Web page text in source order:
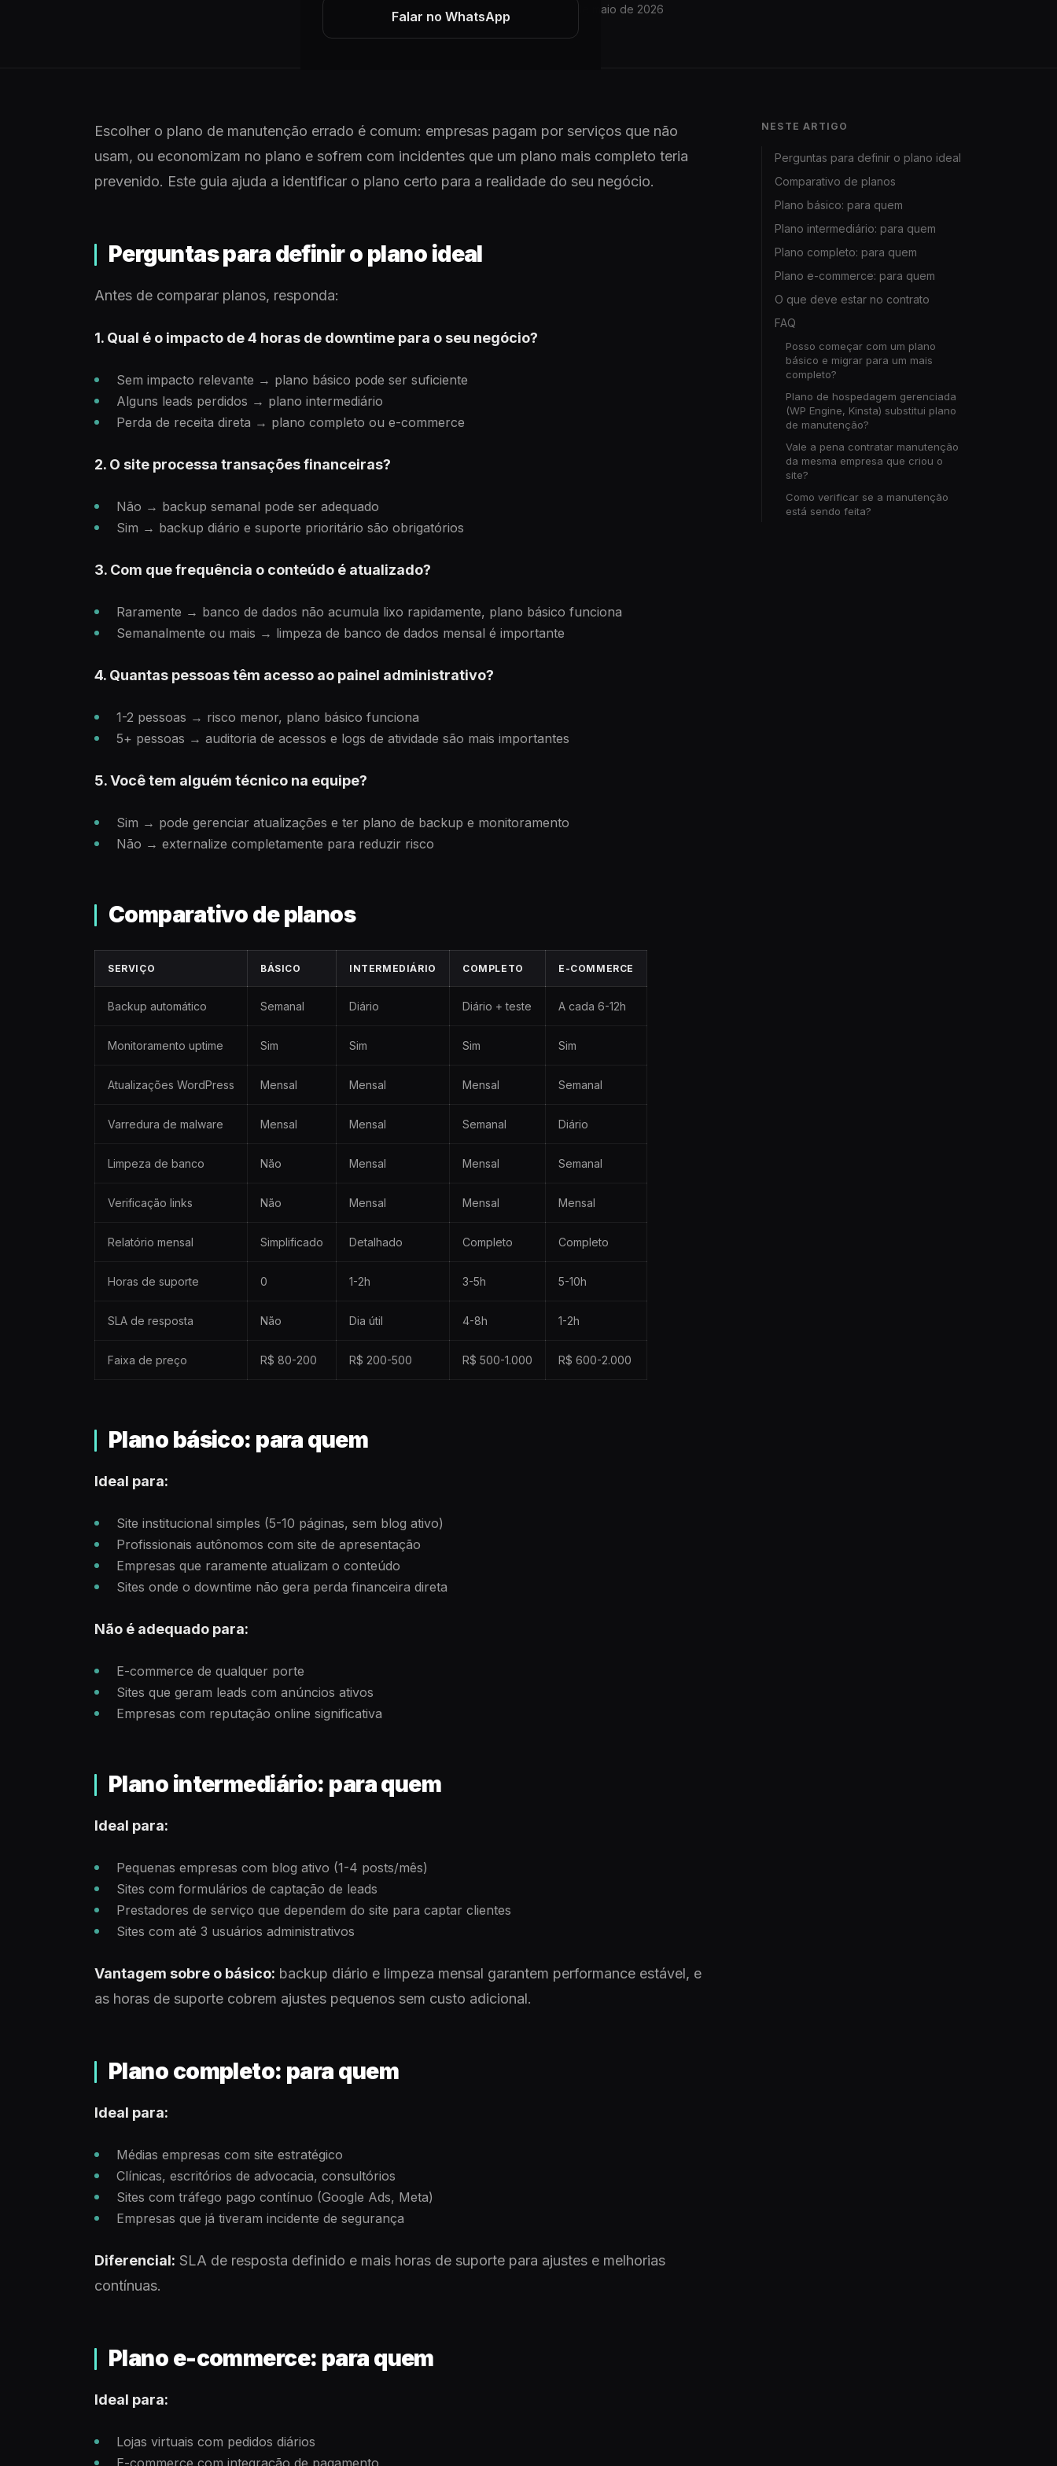
Falar no WhatsApp
ARTIGO 6 min de leitura 01 de maio de 2026
Escolher o plano de manutenção errado é comum: empresas pagam por serviços que não
usam, ou economizam no plano e sofrem com incidentes que um plano mais completo teria
prevenido. Este guia ajuda a identificar o plano certo para a realidade do seu negócio.
Perguntas para definir o plano ideal
Antes de comparar planos, responda:
1. Qual é o impacto de 4 horas de downtime para o seu negócio?
Sem impacto relevante → plano básico pode ser suficiente
Alguns leads perdidos → plano intermediário
Perda de receita direta → plano completo ou e-commerce
2. O site processa transações financeiras?
Não → backup semanal pode ser adequado
Sim → backup diário e suporte prioritário são obrigatórios
3. Com que frequência o conteúdo é atualizado?
Raramente → banco de dados não acumula lixo rapidamente, plano básico funciona
Semanalmente ou mais → limpeza de banco de dados mensal é importante
4. Quantas pessoas têm acesso ao painel administrativo?
1-2 pessoas → risco menor, plano básico funciona
5+ pessoas → auditoria de acessos e logs de atividade são mais importantes
5. Você tem alguém técnico na equipe?
Sim → pode gerenciar atualizações e ter plano de backup e monitoramento
Não → externalize completamente para reduzir risco
Comparativo de planos
SERVIÇO BÁSICO INTERMEDIÁRIO COMPLETO E-COMMERCE
Backup automático Semanal Diário Diário + teste A cada 6-12h
Monitoramento uptime Sim Sim Sim Sim
Atualizações WordPress Mensal Mensal Mensal Semanal
Varredura de malware Mensal Mensal Semanal Diário
Limpeza de banco Não Mensal Mensal Semanal
Verificação links Não Mensal Mensal Mensal
Relatório mensal Simplificado Detalhado Completo Completo
Horas de suporte 0 1-2h 3-5h 5-10h
SLA de resposta Não Dia útil 4-8h 1-2h
Faixa de preço R$ 80-200 R$ 200-500 R$ 500-1.000 R$ 600-2.000
Plano básico: para quem
Ideal para:
Site institucional simples (5-10 páginas, sem blog ativo)
Profissionais autônomos com site de apresentação
Empresas que raramente atualizam o conteúdo
Sites onde o downtime não gera perda financeira direta
Não é adequado para:
E-commerce de qualquer porte
Sites que geram leads com anúncios ativos
Empresas com reputação online significativa
Plano intermediário: para quem
Ideal para:
Pequenas empresas com blog ativo (1-4 posts/mês)
Sites com formulários de captação de leads
Prestadores de serviço que dependem do site para captar clientes
Sites com até 3 usuários administrativos
Vantagem sobre o básico: backup diário e limpeza mensal garantem performance estável, e
as horas de suporte cobrem ajustes pequenos sem custo adicional.
Plano completo: para quem
Ideal para:
Médias empresas com site estratégico
Clínicas, escritórios de advocacia, consultórios
Sites com tráfego pago contínuo (Google Ads, Meta)
Empresas que já tiveram incidente de segurança
Diferencial: SLA de resposta definido e mais horas de suporte para ajustes e melhorias
contínuas.
Plano e-commerce: para quem
Ideal para:
Lojas virtuais com pedidos diários
E-commerce com integração de pagamento
NESTE ARTIGO
Perguntas para definir o plano ideal
Comparativo de planos
Plano básico: para quem
Plano intermediário: para quem
Plano completo: para quem
Plano e-commerce: para quem
O que deve estar no contrato
FAQ
Posso começar com um plano
básico e migrar para um mais
completo?
Plano de hospedagem gerenciada
(WP Engine, Kinsta) substitui plano
de manutenção?
Vale a pena contratar manutenção
da mesma empresa que criou o
site?
Como verificar se a manutenção
está sendo feita?